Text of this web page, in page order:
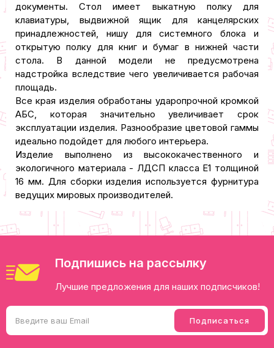
документы. Стол имеет выкатную полку для
клавиатуры, выдвижной ящик для канцелярских
принадлежностей, нишу для системного блока и
открытую полку для книг и бумаг в нижней части
стола. В данной модели не предусмотрена
надстройка вследствие чего увеличивается рабочая
площадь.
Все края изделия обработаны ударопрочной кромкой
АБС, которая значительно увеличивает срок
эксплуатации изделия. Разнообразие цветовой гаммы
идеально подойдет для любого интерьера.
Изделие выполнено из высококачественного и
экологичного материала - ЛДСП класса Е1 толщиной
16 мм. Для сборки изделия используется фурнитура
ведущих мировых производителей.
Подпишись на рассылку
Лучшие предложения для наших подписчиков!